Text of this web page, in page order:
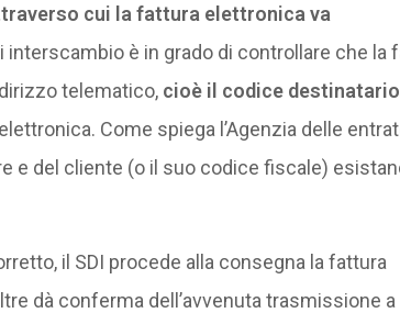
cui la fattura elettronica va
interscambio è in grado di controllare che la
telematico, cioè il codice
Come spiega l’Agenzia delle
e del cliente (o il suo codice fiscale)
il SDI procede alla consegna la fattura
dà conferma dell’avvenuta trasmissione a